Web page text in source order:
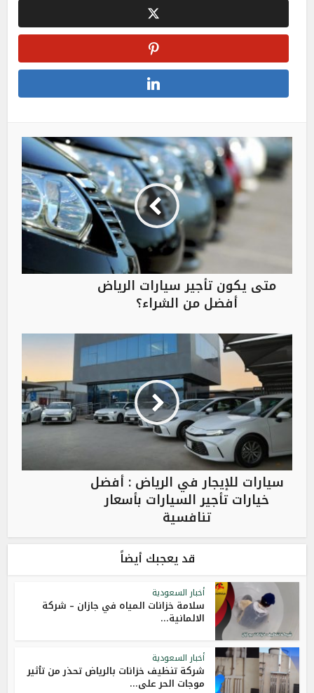
متى يكون تأجير سيارات الرياض
أفضل من الشراء؟
سيارات للإيجار في الرياض : أفضل
خيارات تأجير السيارات بأسعار
تنافسية
قد يعجبك أيضاً
أخبار السعودية
سلامة خزانات المياه في جازان – شركة
الالمانية...
أخبار السعودية
شركة تنظيف خزانات بالرياض تحذر من تأثير
موجات الحر على...